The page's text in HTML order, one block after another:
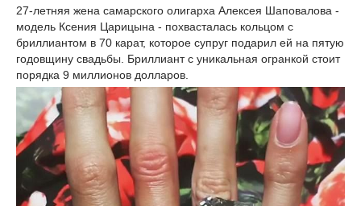
27-летняя жена самарского олигарха Алексея Шаповалова -
модель Ксения Царицына - похвасталась кольцом с
бриллиантом в 70 карат, которое супруг подарил ей на пятую
годовщину свадьбы. Бриллиант с уникальная огранкой стоит
порядка 9 миллионов долларов.